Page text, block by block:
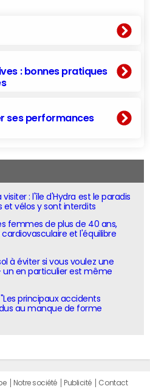
: bonnes pratiques
ses performances
: l'île d'Hydra est le paradis
et vélos y sont interdits
femmes de plus de 40 ans,
et l'équilibre
à éviter si vous voulez une
en particulier est même
principaux accidents
au manque de forme
Notre société Publicité Contact